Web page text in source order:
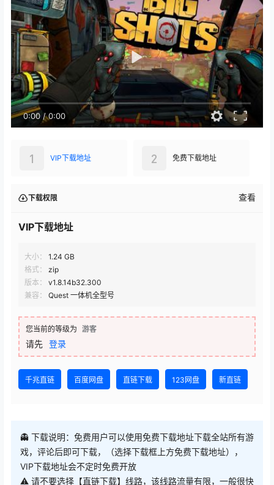
0:00/0:00
VIP下载地址
1 免费下载地址
2
下载权限 查看
VIP下载地址
大小：
1.24 GB
格式：
zip
版本：
v1.8.14b32.300
兼容：
Quest 一体机全型号
您当前的等级为 游客
请先 登录
千兆直链 百度网盘 直链下载 123网盘 新直链
👻 下载说明：免费用户可以使用免费下载地址下载全站所有游
戏，评论后即可下载，（选择下载框上方免费下载地址），
VIP下载地址会不定时免费开放
⚠ 请不要选择【直链下载】线路，该线路流量有限，一般很快